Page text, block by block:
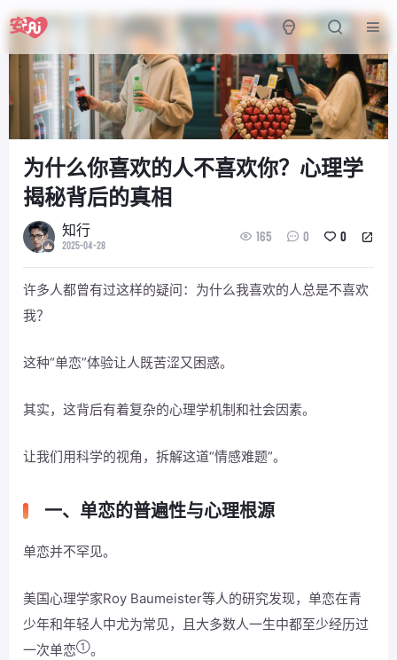
为什么你喜欢的人不喜欢你？心理学
揭秘背后的真相
知行
2025-04-28
165 0 0
许多人都曾有过这样的疑问：为什么我喜欢的人总是不喜欢
我？
这种“单恋”体验让人既苦涩又困惑。
其实，这背后有着复杂的心理学机制和社会因素。
让我们用科学的视角，拆解这道“情感难题”。
一、单恋的普遍性与心理根源
单恋并不罕见。
美国心理学家Roy Baumeister等人的研究发现，单恋在青
少年和年轻人中尤为常见，且大多数人一生中都至少经历过
一次单恋①。